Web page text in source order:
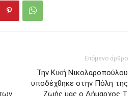
Επόμενο άρθρο
Την Κική Νικολαροπούλου
υποδέχθηκε στην Πόλη της
Ζωής μας ο Δήμαρχος Τ.